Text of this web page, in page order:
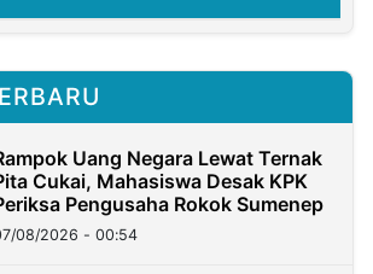
Uang Negara Lewat Ternak
Cukai, Mahasiswa Desak KPK
Pengusaha Rokok Sumenep
08/2026 - 00:54